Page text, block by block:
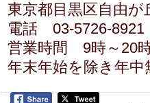
東京都目黒区自由が
電話 03-5726-8921
営業時間 9時～20
年末年始を除き年中